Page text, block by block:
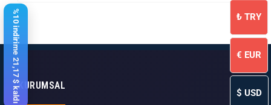
KURUMSAL
%10 indirime 21,17 $ kaldı ₺ TRY
€ EUR
$ USD